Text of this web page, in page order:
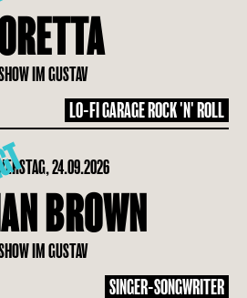
IM GUSTAV
LO-FI GARAGE ROCK 'N' ROLL
24.09.2026
BROWN
IM GUSTAV
SINGER-SONGWRITER